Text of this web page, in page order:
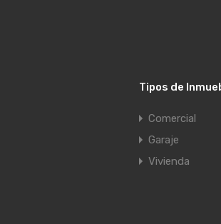
Tipos de
Comercial
Garaje
Vivienda